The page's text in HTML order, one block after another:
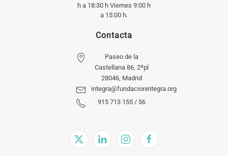
h a 18:30 h Viernes 9:00 h
a 15:00 h.
Contacta
Paseo de la
Castellana 86, 2ªpl
28046, Madrid
integra@fundacionintegra.org
915 713 155 / 56